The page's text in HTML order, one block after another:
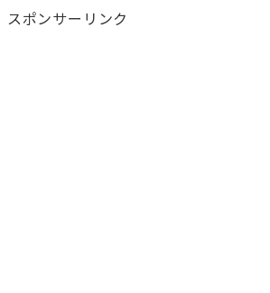
スポンサーリンク